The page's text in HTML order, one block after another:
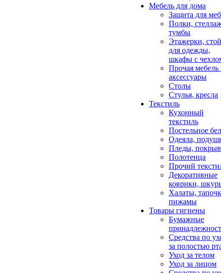
Мебель для дома
Защита для
Полки,
тумбы
Этажерки,
для одежды,
шкафы с
Прочая мебель
аксессуары
Столы
Стулья, кресла
Текстиль
Кухонный
текстиль
Постельное
Одеяла,
Пледы,
Полотенца
Прочий
Декоративные
коврики,
Халаты,
пижамы
Товары гигиены
Бумажные
Средства по
за полостью
Уход за телом
Уход за лицом